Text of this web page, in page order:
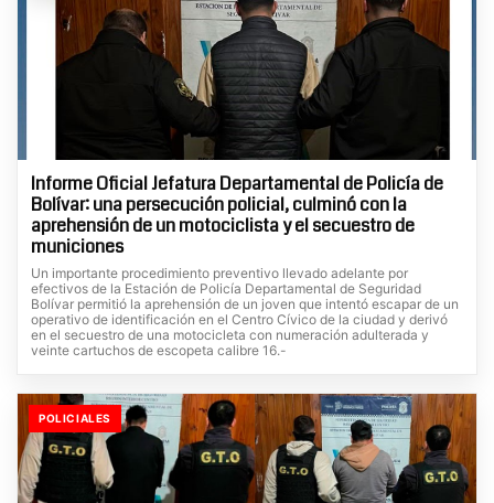
Informe Oficial Jefatura Departamental de Policía de
Bolívar: una persecución policial, culminó con la
aprehensión de un motociclista y el secuestro de
municiones
Un importante procedimiento preventivo llevado adelante por
efectivos de la Estación de Policía Departamental de Seguridad
Bolívar permitió la aprehensión de un joven que intentó escapar de un
operativo de identificación en el Centro Cívico de la ciudad y derivó
en el secuestro de una motocicleta con numeración adulterada y
veinte cartuchos de escopeta calibre 16.-
POLICIALES